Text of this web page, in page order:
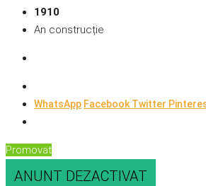
1910
An construcție
WhatsApp FacebookTwitter
Promovat
ANUNT DEZACTIVAT